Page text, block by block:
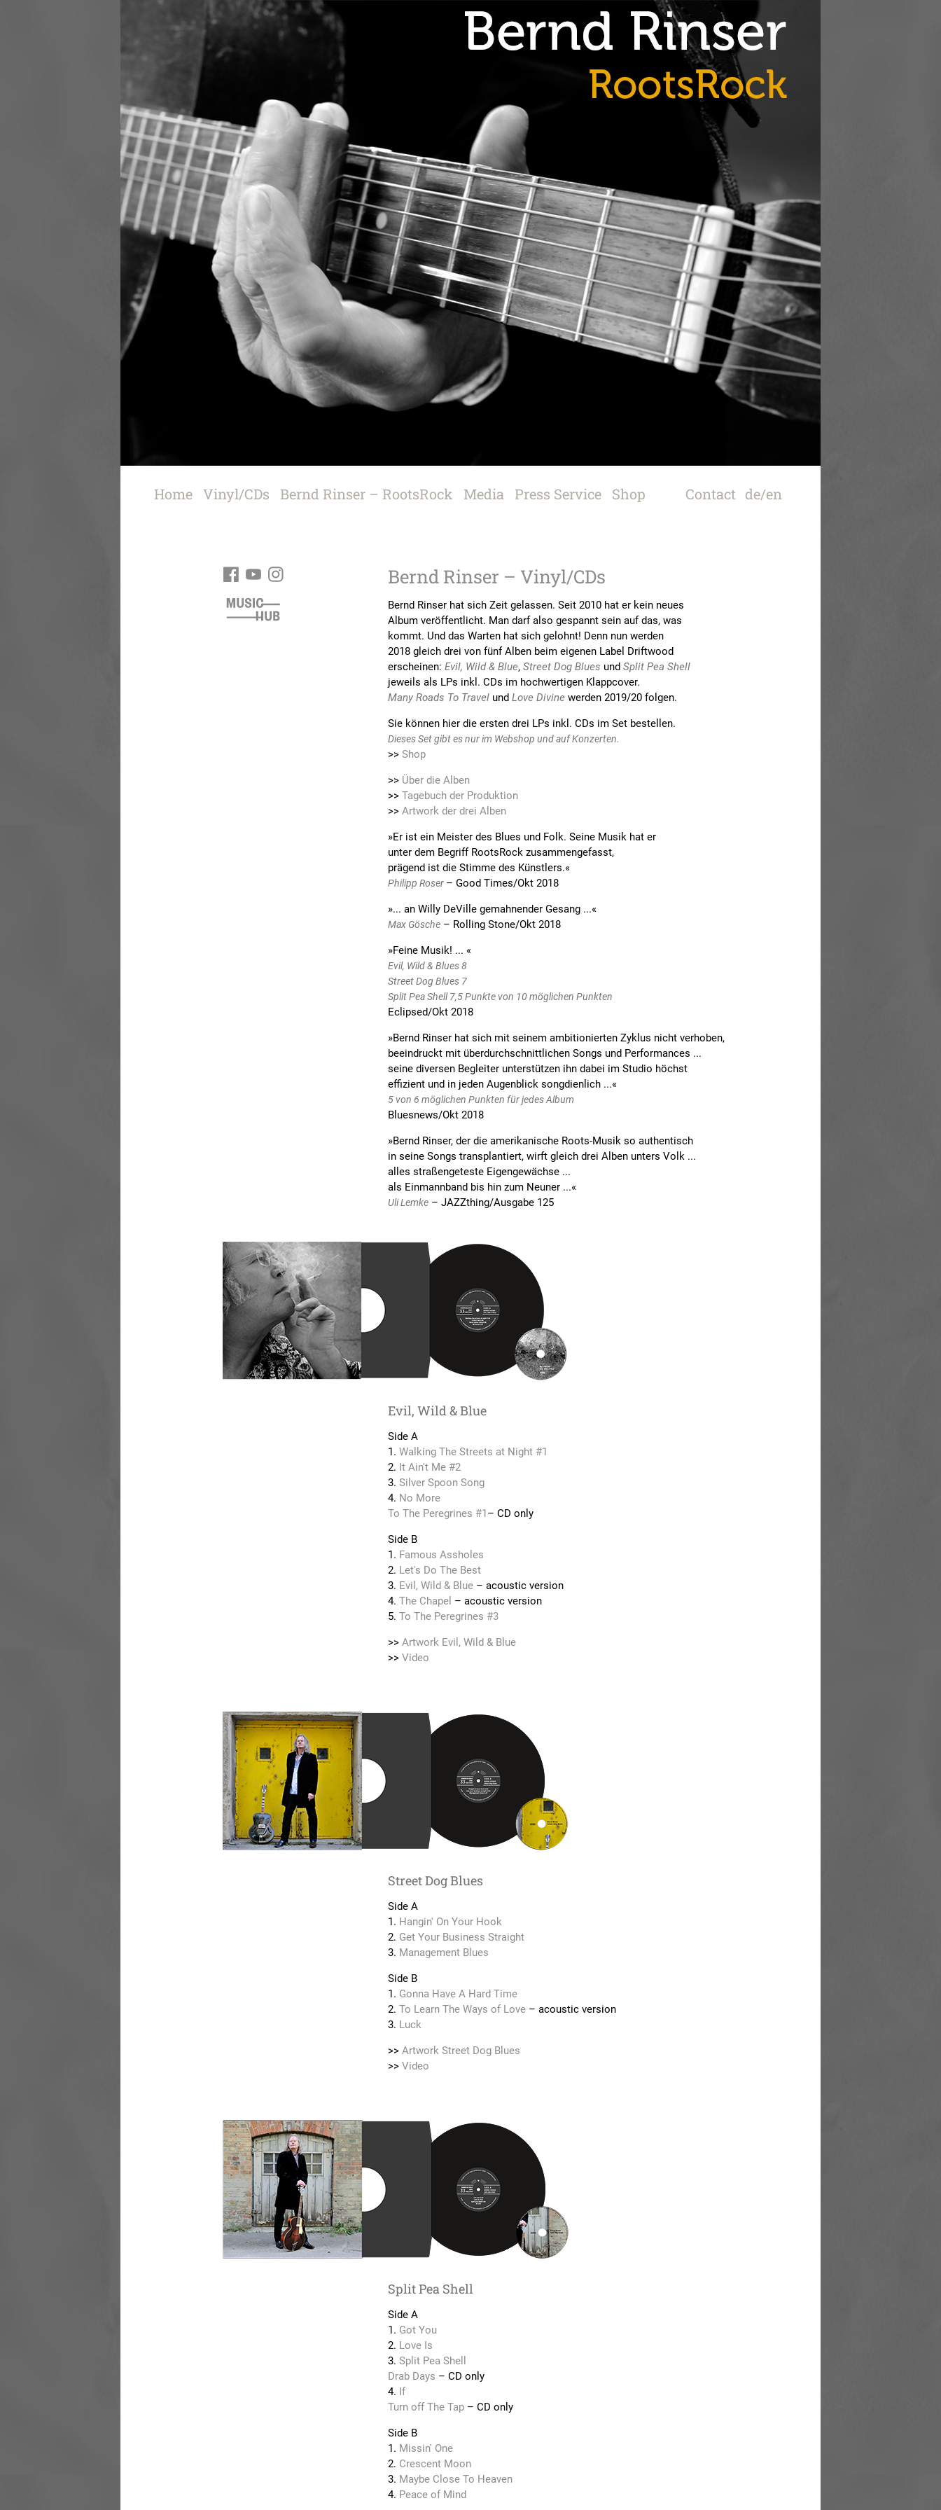
Bernd Rinser – Vinyl/CDs
Bernd Rinser hat sich Zeit gelassen. Seit 2010 hat er kein neues
Album veröffentlicht. Man darf also gespannt sein auf das, was
kommt. Und das Warten hat sich gelohnt! Denn nun werden
2018 gleich drei von fünf Alben beim eigenen Label Driftwood
erscheinen: Evil, Wild & Blue‚ Street Dog Blues und Split Pea Shell
jeweils als LPs inkl. CDs im hochwertigen Klappcover.
Many Roads To Travel und Love Divine werden 2019/20 folgen.
Sie können hier die ersten drei LPs inkl. CDs im Set bestellen.
Dieses Set gibt es nur im Webshop und auf Konzerten.
>> Shop
>> Über die Alben
>> Tagebuch der Produktion
>> Artwork der drei Alben
»Er ist ein Meister des Blues und Folk. Seine Musik hat er
unter dem Begriff RootsRock zusammengefasst,
prägend ist die Stimme des Künstlers.«
Philipp Roser – Good Times/Okt 2018
»... an Willy DeVille gemahnender Gesang ...«
Max Gösche – Rolling Stone/Okt 2018
»Feine Musik! ... «
Evil, Wild & Blues 8
Street Dog Blues 7
Split Pea Shell 7,5 Punkte von 10 möglichen Punkten
Eclipsed/Okt 2018
»Bernd Rinser hat sich mit seinem ambitionierten Zyklus nicht verhoben,
beeindruckt mit überdurchschnittlichen Songs und Performances ...
seine diversen Begleiter unterstützen ihn dabei im Studio höchst
effizient und in jeden Augenblick songdienlich ...«
5 von 6 möglichen Punkten für jedes Album
Bluesnews/Okt 2018
»Bernd Rinser, der die amerikanische Roots-Musik so authentisch
in seine Songs transplantiert, wirft gleich drei Alben unters Volk ...
alles straßengeteste Eigengewächse ...
als Einmannband bis hin zum Neuner ...«
Uli Lemke – JAZZthing/Ausgabe 125
Evil, Wild & Blue
Side A
1. Walking The Streets at Night #1
2. It Ain't Me #2
3. Silver Spoon Song
4. No More
To The Peregrines #1– CD only
Side B
1. Famous Assholes
2. Let's Do The Best
3. Evil, Wild & Blue – acoustic version
4. The Chapel – acoustic version
5. To The Peregrines #3
>> Artwork Evil, Wild & Blue
>> Video
Street Dog Blues
Side A
1. Hangin' On Your Hook
2. Get Your Business Straight
3. Management Blues
Side B
1. Gonna Have A Hard Time
2. To Learn The Ways of Love – acoustic version
3. Luck
>> Artwork Street Dog Blues
>> Video
Split Pea Shell
Side A
1. Got You
2. Love Is
3. Split Pea Shell
Drab Days – CD only
4. If
Turn off The Tap – CD only
Side B
1. Missin' One
2. Crescent Moon
3. Maybe Close To Heaven
4. Peace of Mind